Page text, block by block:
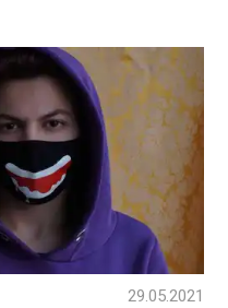
29.05.2021